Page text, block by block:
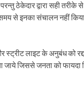
ने दिया बड़ा गिफ़्ट
जन की सरकार-जन जन के द्वार’
में
देसाई समिति, लागू करने की
पर, ट्राइबल यूथ हॉस्टल के युवाओं
ठेकेदार द्वारा सही तरीके
से इनका संचालन नहीं
स्ट्रीट लाइट के अनुबंध को
जाये जिससे जनता को